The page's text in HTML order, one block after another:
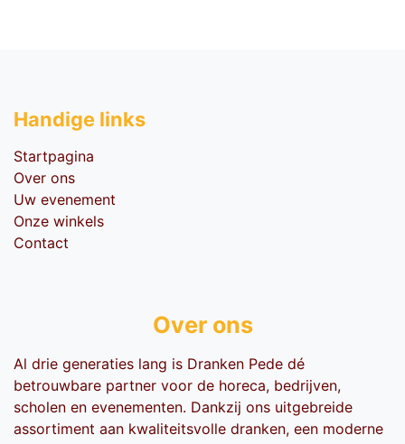
Handige li​nks
Startpagina
Over ons
Uw evenement
Onze winkels
Contact
Over ons
Al drie generaties lang is Dranken Pede dé
betrouwbare partner voor de horeca, bedrijven,
scholen en evenementen. Dankzij ons uitgebreide
assortiment aan kwaliteitsvolle dranken, een moderne